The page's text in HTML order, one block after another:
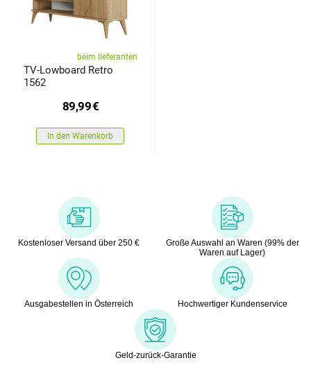
beim lieferanten
TV-Lowboard Retro
1562
89,99€
In den Warenkorb
Kostenloser Versand über 250 €
Große Auswahl an Waren (99% der
Waren auf Lager)
Ausgabestellen in Österreich Hochwertiger Kundenservice
Geld-zurück-Garantie